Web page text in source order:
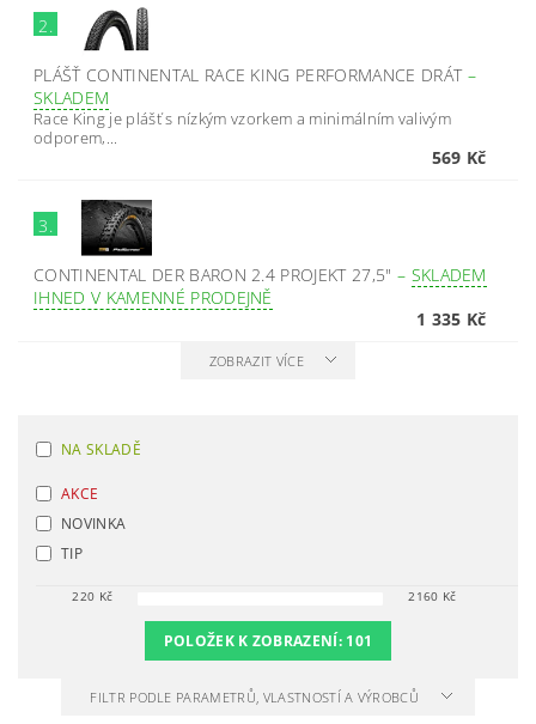
2.
PLÁŠŤ CONTINENTAL RACE KING PERFORMANCE DRÁT –
SKLADEM
Race King je plášť s nízkým vzorkem a minimálním valivým
odporem,...
569 Kč
3.
CONTINENTAL DER BARON 2.4 PROJEKT 27,5" – SKLADEM
IHNED V KAMENNÉ PRODEJNĚ
1 335 Kč
ZOBRAZIT VÍCE
NA SKLADĚ
AKCE
NOVINKA
TIP
220 Kč 2160 Kč
POLOŽEK K ZOBRAZENÍ: 101
FILTR PODLE PARAMETRŮ, VLASTNOSTÍ A VÝROBCŮ